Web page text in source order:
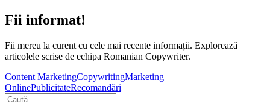
Fii informat!
Fii mereu la curent cu cele mai recente informații. Explorează
articolele scrise de echipa Romanian Copywriter.
Content MarketingCopywritingMarketing
OnlinePublicitateRecomandări